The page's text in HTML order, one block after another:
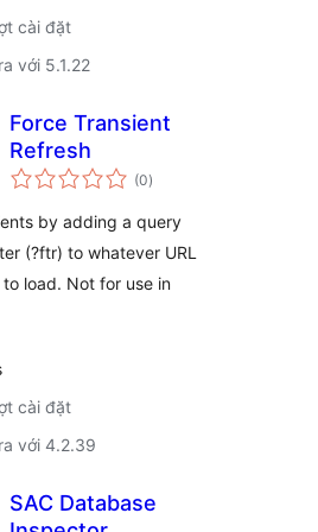
cài đặt
với 5.1.22
Force Transient
Refresh
(0tổng
đánh
)
by adding a query
(?ftr) to whatever URL
load. Not for use in
cài đặt
với 4.2.39
SAC Database